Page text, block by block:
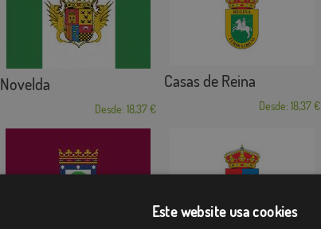
Novelda
Desde: 18,37 €
Casas de Reina
Desde: 18,37 €
Este website usa cookies